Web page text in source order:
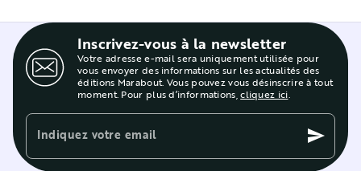
Inscrivez-vous à la newsletter
Votre adresse e-mail sera uniquement utilisée pour
vous envoyer des informations sur les actualités des
éditions Marabout. Vous pouvez vous désinscrire à tout
moment. Pour plus d’informations,cliquez ici.
Indiquez votre email send